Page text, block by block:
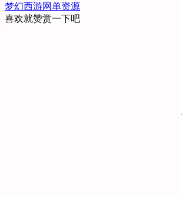
梦幻西游网单资源
喜欢就赞赏一下吧